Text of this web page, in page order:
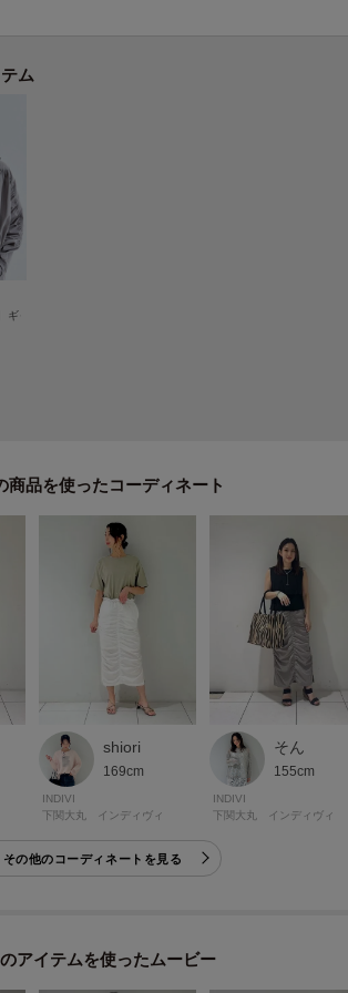
ロン混素材を使用しており、快適な着心地を実現。
きるため、デイリーユースにも最適なアイテムで
＊＊＊＊＊＊＊＊＊＊＊＊＊＊＊＊＊＊
お気に入り登録がおすすめ／／
ジにある「♥マーク」をクリックして簡単に追加でき
＊＊＊＊＊＊＊＊＊＊＊＊＊＊＊＊＊＊
際よりも色味が違って見える場合があります。ま
フォンなどの環境により、若干製品と画像のカラー
す。
ム
ャザードルマンフーデットブルゾン
商品を使った
shiori
169cm
INDIVI
下関大丸 インディヴィ
そん
155cm
INDIVI
下関大丸 インディヴィ
その他のコーディネートを見る
アイテムを使ったムービー